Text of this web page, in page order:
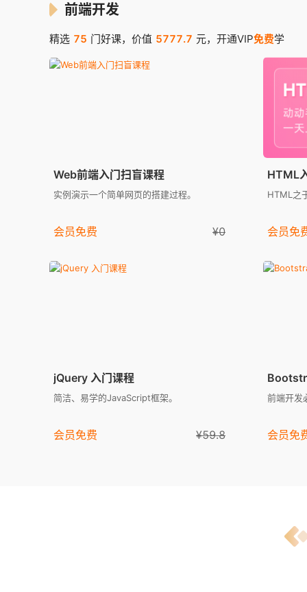
前端开发
精选 75 门好课，价值 5777.7 元，开通VIP免费学
Web前端入门扫盲课程
实例演示一个简单网页的搭建过程。
会员免费 ¥0
HTML
HTML之
会员免
jQuery 入门课程
简洁、易学的JavaScript框架。
会员免费 ¥59.8
前端开发
会员免